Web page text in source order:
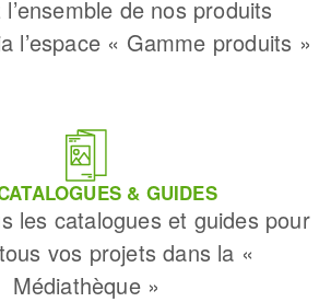
de nos produits
l’espace « Gamme produits »
& GUIDES
les catalogues et guides pour
vos projets dans la «
Médiathèque »